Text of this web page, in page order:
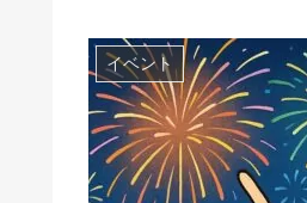
イベント